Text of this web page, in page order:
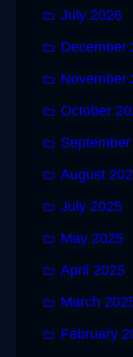
July 2026
December
November
October
August
July 2025
May 2025
April 2025
March
February